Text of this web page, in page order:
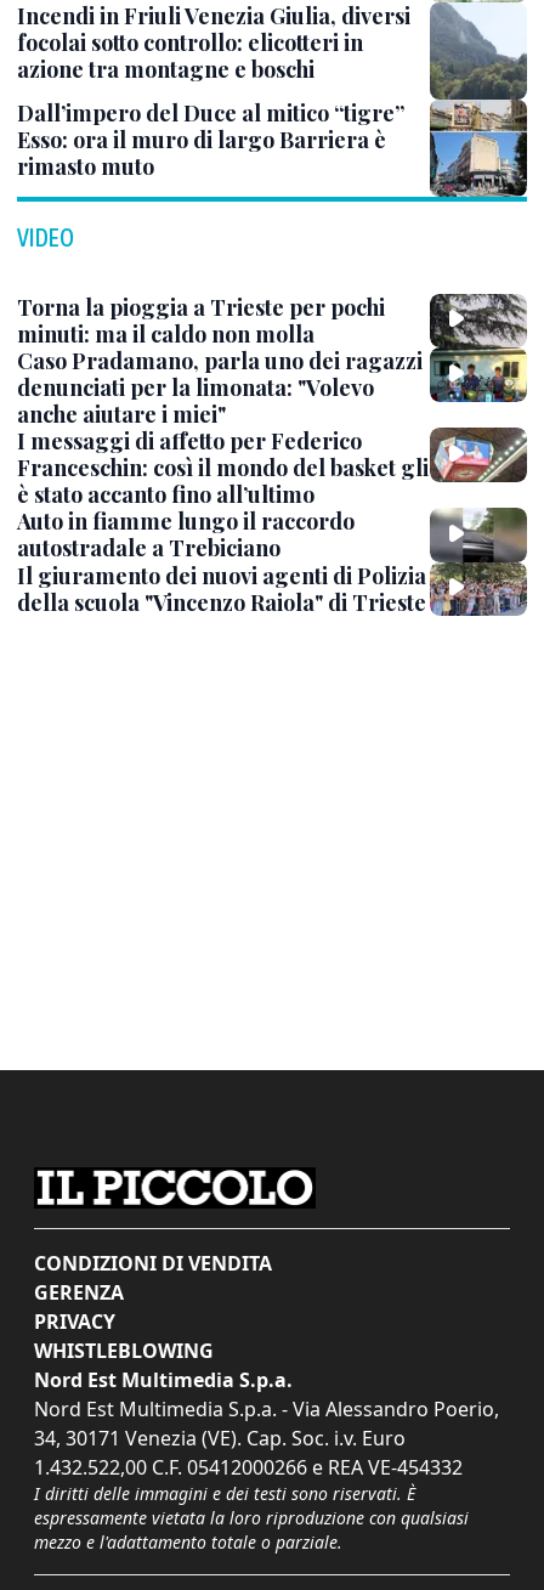
Incendi in Friuli Venezia Giulia, diversi
focolai sotto controllo: elicotteri in
azione tra montagne e boschi
Dall’impero del Duce al mitico “tigre”
Esso: ora il muro di largo Barriera è
rimasto muto
VIDEO
Torna la pioggia a Trieste per pochi
minuti: ma il caldo non molla
Caso Pradamano, parla uno dei ragazzi
denunciati per la limonata: "Volevo
anche aiutare i miei"
I messaggi di affetto per Federico
Franceschin: così il mondo del basket gli
è stato accanto fino all’ultimo
Auto in fiamme lungo il raccordo
autostradale a Trebiciano
Il giuramento dei nuovi agenti di Polizia
della scuola "Vincenzo Raiola" di Trieste
CONDIZIONI DI VENDITA
GERENZA
PRIVACY
WHISTLEBLOWING
Nord Est Multimedia S.p.a.
Nord Est Multimedia S.p.a. - Via Alessandro Poerio,
34, 30171 Venezia (VE). Cap. Soc. i.v. Euro
1.432.522,00 C.F. 05412000266 e REA VE-454332
I diritti delle immagini e dei testi sono riservati. È
espressamente vietata la loro riproduzione con qualsiasi
mezzo e l'adattamento totale o parziale.